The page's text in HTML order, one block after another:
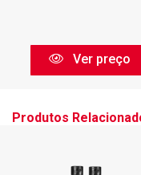
Ver preço
Produtos